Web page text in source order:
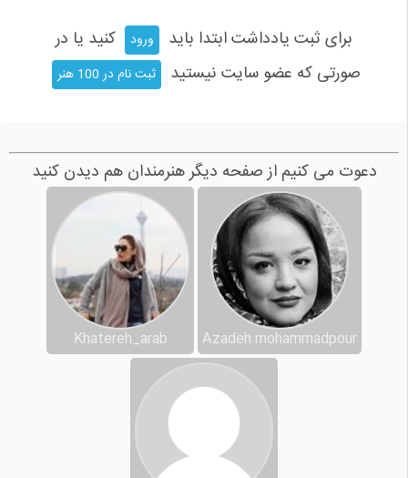
برای ثبت یادداشت ابتدا باید ورود
کنید یا در
صورتی که عضو سایت نیستید
ثبت نام در 100 هنر
دعوت می کنیم از صفحه دیگر هنرمندان هم دیدن کنید
Azadeh mohammadpour
Khatereh_arab